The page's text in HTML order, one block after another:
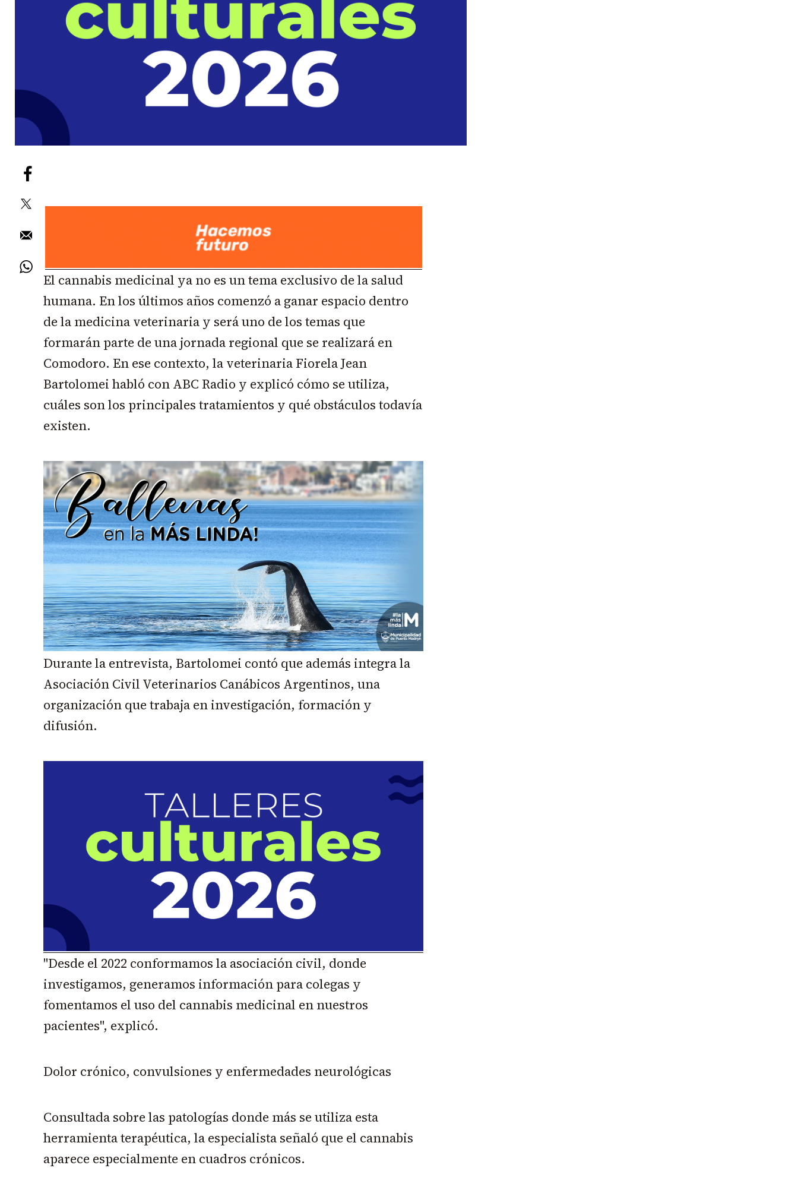
El cannabis medicinal ya no es un tema exclusivo de la salud
humana. En los últimos años comenzó a ganar espacio dentro
de la medicina veterinaria y será uno de los temas que
formarán parte de una jornada regional que se realizará en
Comodoro. En ese contexto, la veterinaria Fiorela Jean
Bartolomei habló con ABC Radio y explicó cómo se utiliza,
cuáles son los principales tratamientos y qué obstáculos todavía
existen.
Durante la entrevista, Bartolomei contó que además integra la
Asociación Civil Veterinarios Canábicos Argentinos, una
organización que trabaja en investigación, formación y
difusión.
"Desde el 2022 conformamos la asociación civil, donde
investigamos, generamos información para colegas y
fomentamos el uso del cannabis medicinal en nuestros
pacientes", explicó.
Dolor crónico, convulsiones y enfermedades neurológicas
Consultada sobre las patologías donde más se utiliza esta
herramienta terapéutica, la especialista señaló que el cannabis
aparece especialmente en cuadros crónicos.